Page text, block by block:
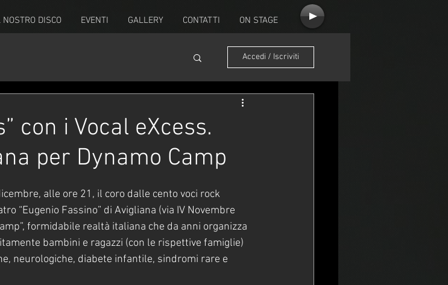
NOSTRO DISCO EVENTI GALLERY CONTATTI ON STAGE
Accedi / Iscriviti
con i Vocal eXcess.
per Dynamo Camp
alle ore 21, il coro dalle cento voci rock
“Eugenio Fassino” di Avigliana (via IV Novembre
formidabile realtà italiana che da anni organizza
bambini e ragazzi (con le rispettive famiglie)
neurologiche, diabete infantile, sindromi rare e